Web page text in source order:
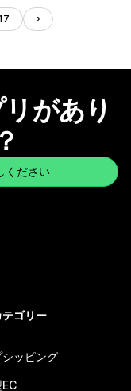
があり
ください
テゴリー
シッピング